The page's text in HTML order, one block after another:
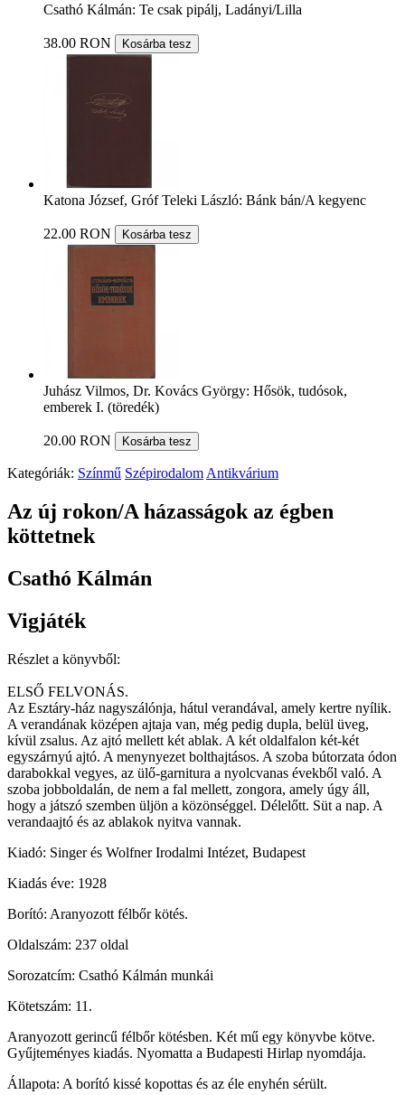
Csathó Kálmán: Te csak pipálj, Ladányi/Lilla
38.00 RON Kosárba tesz
Katona József, Gróf Teleki László: Bánk bán/A kegyenc
22.00 RON Kosárba tesz
Juhász Vilmos, Dr. Kovács György: Hősök, tudósok,
emberek I. (töredék)
20.00 RON Kosárba tesz
Kategóriák: Színmű Szépirodalom Antikvárium
Az új rokon/A házasságok az égben
köttetnek
Csathó Kálmán
Vigjáték
Részlet a könyvből:
ELSŐ FELVONÁS.
Az Esztáry-ház nagyszálónja, hátul verandával, amely kertre nyílik.
A verandának középen ajtaja van, még pedig dupla, belül üveg,
kívül zsalus. Az ajtó mellett két ablak. A két oldalfalon két-két
egyszárnyú ajtó. A menynyezet bolthajtásos. A szoba bútorzata ódon
darabokkal vegyes, az ülő-garnitura a nyolcvanas évekből való. A
szoba jobboldalán, de nem a fal mellett, zongora, amely úgy áll,
hogy a játszó szemben üljön a közönséggel. Délelőtt. Süt a nap. A
verandaajtó és az ablakok nyitva vannak.
Kiadó: Singer és Wolfner Irodalmi Intézet, Budapest
Kiadás éve: 1928
Borító: Aranyozott félbőr kötés.
Oldalszám: 237 oldal
Sorozatcím: Csathó Kálmán munkái
Kötetszám: 11.
Aranyozott gerincű félbőr kötésben. Két mű egy könyvbe kötve.
Gyűjteményes kiadás. Nyomatta a Budapesti Hirlap nyomdája.
Állapota: A borító kissé kopottas és az éle enyhén sérült.